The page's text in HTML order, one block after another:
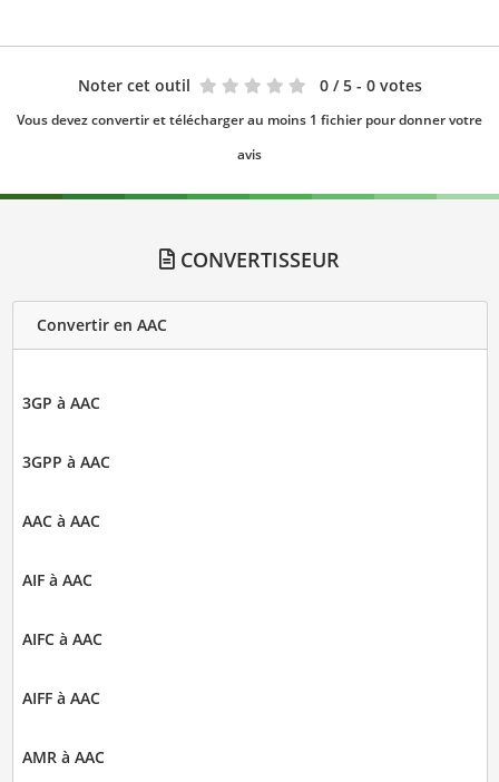
Noter cet outil 0 / 5 - 0 votes
Vous devez convertir et télécharger au moins 1 fichier pour donner votre
avis
CONVERTISSEUR
Convertir en AAC
3GP à AAC
3GPP à AAC
AAC à AAC
AIF à AAC
AIFC à AAC
AIFF à AAC
AMR à AAC